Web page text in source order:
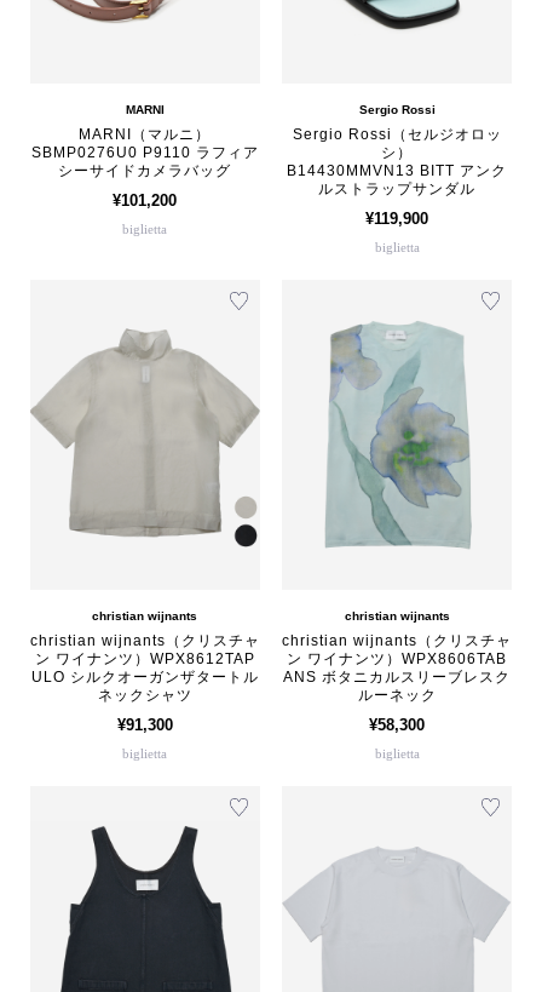
MARNI
MARNI（マルニ）
SBMP0276U0 P9110 ラフィア
シーサイドカメラバッグ
¥101,200
biglietta
Sergio Rossi
Sergio Rossi（セルジオロッ
シ）
B14430MMVN13 BITT アンク
ルストラップサンダル
¥119,900
biglietta
christian wijnants
christian wijnants（クリスチャ
ン ワイナンツ）WPX8612TAP
ULO シルクオーガンザタートル
ネックシャツ
¥91,300
biglietta
christian wijnants
christian wijnants（クリスチャ
ン ワイナンツ）WPX8606TAB
ANS ボタニカルスリーブレスク
ルーネック
¥58,300
biglietta